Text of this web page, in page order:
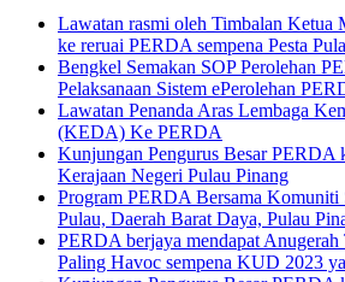
Lawatan rasmi oleh Timbalan Ketua
ke reruai PERDA sempena Pesta
Bengkel Semakan SOP Perolehan
Pelaksanaan Sistem ePerolehan
Lawatan Penanda Aras Lembaga
(KEDA) Ke PERDA
Kunjungan Pengurus Besar PERDA
Kerajaan Negeri Pulau Pinang
Program PERDA Bersama Komuniti
Pulau, Daerah Barat Daya, Pulau
PERDA berjaya mendapat
Paling Havoc sempena KUD 2023